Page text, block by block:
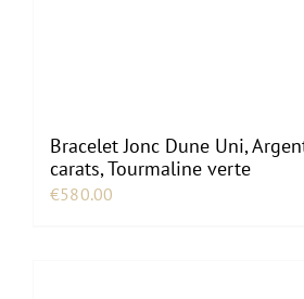
Bracelet Jonc Dune Uni,
carats, Tourmaline verte
€580.00